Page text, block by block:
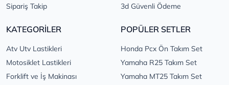
Sipariş Takip
3d Güvenli Ödeme
KATEGORİLER
Atv Utv Lastikleri
Motosiklet Lastikleri
Forklift ve İş Makinası
POPÜLER SETLER
Honda Pcx Ön Takım Set
Yamaha R25 Takım Set
Yamaha MT25 Takım Set